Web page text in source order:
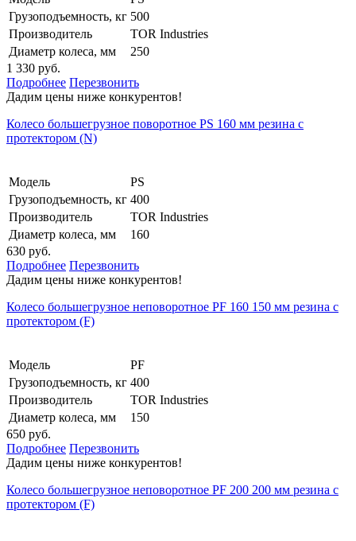
Грузоподъемность, кг 500
Производитель
TOR Industries
Диаметр колеса, мм
250
1 330 руб.
Подробнее Перезвонить
Дадим цены ниже конкурентов!
Колесо большегрузное поворотное PS 160 мм резина с
протектором (N)
Модель
PS
Грузоподъемность, кг 400
Производитель
TOR Industries
Диаметр колеса, мм
160
630 руб.
Подробнее Перезвонить
Дадим цены ниже конкурентов!
Колесо большегрузное неповоротное PF 160 150 мм резина с
протектором (F)
Модель
PF
Грузоподъемность, кг 400
Производитель
TOR Industries
Диаметр колеса, мм
150
650 руб.
Подробнее Перезвонить
Дадим цены ниже конкурентов!
Колесо большегрузное неповоротное PF 200 200 мм резина с
протектором (F)